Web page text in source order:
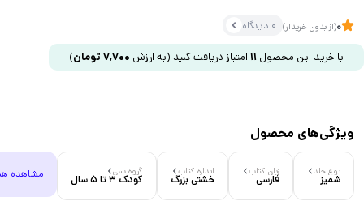
0(از بدون خریدار) 0 دیدگاه
با خرید این محصول 11 امتیاز دریافت کنید (به ارزش 7,700 تومان)
ویژگی‌های محصول
نوع جلد
شمیز
زبان کتاب
فارسی
اندازه کتاب
خشتی بزرگ
گروه سنی
کودک 3 تا 5 سال مشاهده